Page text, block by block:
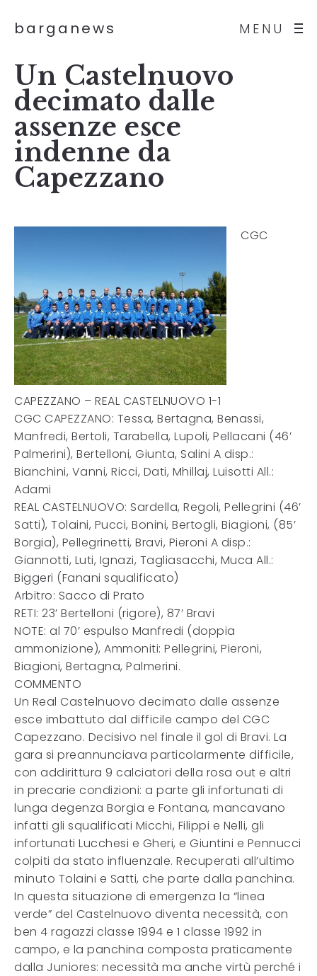
MENU
barganews
Un Castelnuovo
decimato dalle
assenze esce
indenne da
Capezzano
CGC
CAPEZZANO – REAL CASTELNUOVO 1-1
CGC CAPEZZANO: Tessa, Bertagna, Benassi,
Manfredi, Bertoli, Tarabella, Lupoli, Pellacani (46’
Palmerini), Bertelloni, Giunta, Salini A disp.:
Bianchini, Vanni, Ricci, Dati, Mhillaj, Luisotti All.:
Adami
REAL CASTELNUOVO: Sardella, Regoli, Pellegrini (46’
Satti), Tolaini, Pucci, Bonini, Bertogli, Biagioni, (85’
Borgia), Pellegrinetti, Bravi, Pieroni A disp.:
Giannotti, Luti, Ignazi, Tagliasacchi, Muca All.:
Biggeri (Fanani squalificato)
Arbitro: Sacco di Prato
RETI: 23’ Bertelloni (rigore), 87’ Bravi
NOTE: al 70’ espulso Manfredi (doppia
ammonizione), Ammoniti: Pellegrini, Pieroni,
Biagioni, Bertagna, Palmerini.
COMMENTO
Un Real Castelnuovo decimato dalle assenze
esce imbattuto dal difficile campo del CGC
Capezzano. Decisivo nel finale il gol di Bravi. La
gara si preannunciava particolarmente difficile,
con addirittura 9 calciatori della rosa out e altri
in precarie condizioni: a parte gli infortunati di
lunga degenza Borgia e Fontana, mancavano
infatti gli squalificati Micchi, Filippi e Nelli, gli
infortunati Lucchesi e Gheri, e Giuntini e Pennucci
colpiti da stato influenzale. Recuperati all’ultimo
minuto Tolaini e Satti, che parte dalla panchina.
In questa situazione di emergenza la “linea
verde” del Castelnuovo diventa necessità, con
ben 4 ragazzi classe 1994 e 1 classe 1992 in
campo, e la panchina composta praticamente
dalla Juniores: necessità ma anche virtù perché i